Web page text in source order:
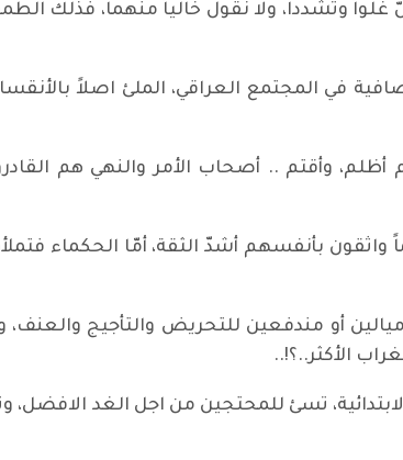
غلواً وتشددا، ولا نقول خالياً منهما، فذلك
في المجتمع العراقي، الملئ اصلاً
القادم أظلم، وأقتم .. أصحاب الأمر والنهي هم
دائماً واثقون بأنفسهم أشدّ الثقة، أمّا
ميالين أو مندفعين للتحريض والتأجيج
الأكثر..؟!..
الابتدائية، تسئ للمحتجين من اجل الغد